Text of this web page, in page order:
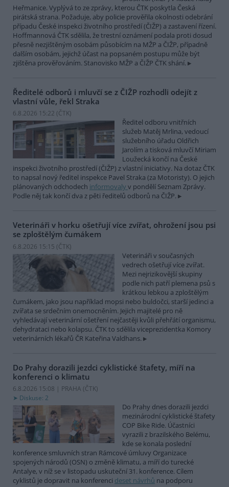
Heřmanice. Vyplývá to ze zprávy, kterou ČTK poskytla Česká
pirátská strana. Požaduje, aby policie prověřila okolnosti odebrání
případu České inspekci životního prostředí (ČIŽP) a zastavení řízení.
Hoffmannová ČTK sdělila, že trestní oznámení podala proti dosud
přesně nezjištěným osobám působícím na MŽP a ČIŽP, případně
dalším osobám, jejichž účast na popsaném postupu může být
zjištěna prověřováním. Stanovisko MŽP a ČIŽP ČTK shání.
Ředitelé odborů i mluvčí se z ČIŽP rozhodli odejít z
vlastní vůle, řekl Straka
6.8.2026 15:22 (ČTK)
Ředitel odboru vnitřních
služeb Matěj Mrlina, vedoucí
služebního úřadu Oldřich
Jarolím a tisková mluvčí Miriam
Loužecká končí na České
inspekci životního prostředí (ČIŽP) z vlastní iniciativy. Na dotaz ČTK
to napsal nový ředitel inspekce Pavel Straka (za Motoristy). O jejich
plánovaných odchodech informovaly v pondělí Seznam Zprávy.
Podle něj tak končí dva z pěti ředitelů odborů na ČIŽP.
Veterináři v horku ošetřují více zvířat, ohrožení jsou psi
se zploštělým čumákem
6.8.2026 15:15 (ČTK)
Veterináři v současných
vedrech ošetřují více zvířat.
Mezi nejrizikovější skupiny
podle nich patří plemena psů s
krátkou lebkou a zploštělým
čumákem, jako jsou například mopsi nebo buldočci, starší jedinci a
zvířata se srdečním onemocněním. Jejich majitelé pro ně
vyhledávají veterinární ošetření nejčastěji kvůli přehřátí organismu,
dehydrataci nebo kolapsu. ČTK to sdělila viceprezidentka Komory
veterinárních lékařů ČR Kateřina Valdhans.
Do Prahy dorazili jezdci cyklistické štafety, míří na
konferenci o klimatu
6.8.2026 15:08 | PRAHA (ČTK)
Diskuse: 2
Do Prahy dnes dorazili jezdci
mezinárodní cyklistické štafety
COP Bike Ride. Účastníci
vyrazili z brazilského Belému,
kde se konala poslední
konference smluvních stran Rámcové úmluvy Organizace
spojených národů (OSN) o změně klimatu, a míří do turecké
Antalye, v níž se v listopadu uskuteční 31. konference. Cílem
cyklistů je dopravit na konferenci deset návrhů na podporu